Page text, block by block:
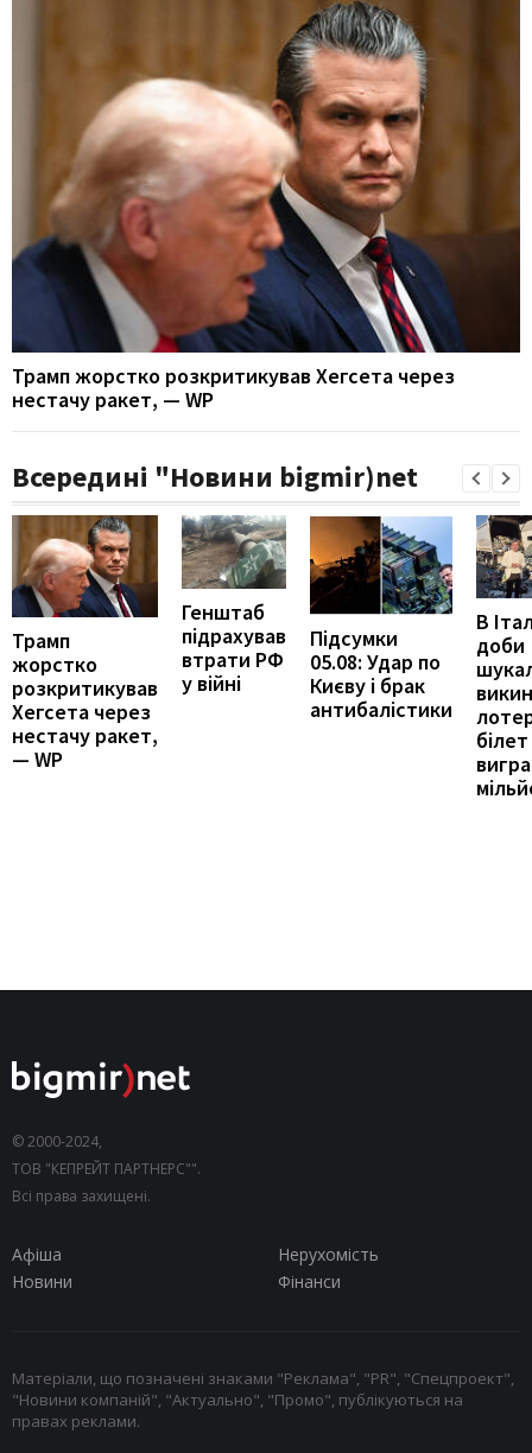
Трамп жорстко розкритикував Хегсета через
нестачу ракет, — WP
Всередині "Новини bigmir)net
Трамп
жорстко
розкритикував
Хегсета через
нестачу ракет,
— WP
Генштаб
підрахував
втрати РФ
у війні
Підсумки
05.08: Удар по
Києву і брак
антибалістики
В
доби
© 2000-2024,
ТОВ "КЕПРЕЙТ ПАРТНЕРС"".
Всі права захищені.
Афіша
Нерухомість
Новини
Фінанси
Матеріали, що позначені знаками "Реклама", "PR", "Спецпроект",
"Новини компаній", "Актуально", "Промо", публікуються на
правах реклами.